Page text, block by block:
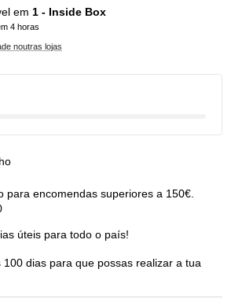
em 1 - Inside Box
4 horas
noutras lojas
para encomendas superiores a 150€.
úteis para todo o país!
100 dias para que possas realizar a tua